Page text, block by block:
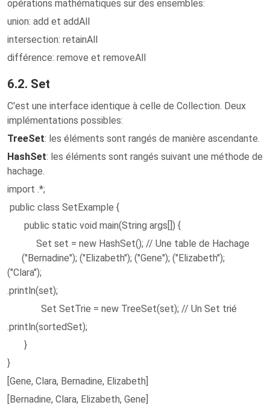
opérations mathématiques sur des ensembles:
union: add et addAll
intersection: retainAll
différence: remove et removeAll
6.2. Set
C'est une interface identique à celle de Collection. Deux
implémentations possibles:
TreeSet: les éléments sont rangés de manière ascendante.
HashSet: les éléments sont rangés suivant une méthode de
hachage.
import .*;
public class SetExample {
public static void main(String args[]) {
Set set = new HashSet(); // Une table de Hachage
("Bernadine"); ("Elizabeth"); ("Gene"); ("Elizabeth");
("Clara");
.println(set);
Set SetTrie = new TreeSet(set); // Un Set trié
.println(sortedSet);
}
}
[Gene, Clara, Bernadine, Elizabeth]
[Bernadine, Clara, Elizabeth, Gene]